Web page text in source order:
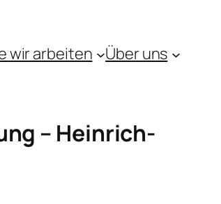
wir arbeiten Über uns
– Heinrich-